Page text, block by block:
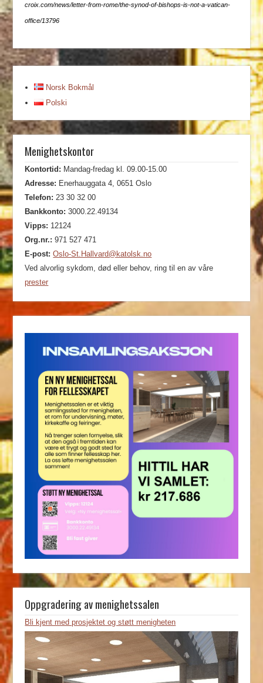
croix.com/news/letter-from-rome/the-synod-of-bishops-is-not-a-vatican-
office/13796
Norsk Bokmål
Polski
Menighetskontor
Kontortid: Mandag-fredag kl. 09.00-15.00
Adresse: Enerhauggata 4, 0651 Oslo
Telefon: 23 30 32 00
Bankkonto: 3000.22.49134
Vipps: 12124
Org.nr.: 971 527 471
E-post: Oslo-St.Hallvard@katolsk.no
Ved alvorlig sykdom, død eller behov, ring til en av våre
prester
Oppgradering av menighetssalen
Bli kjent med prosjektet og støtt menigheten